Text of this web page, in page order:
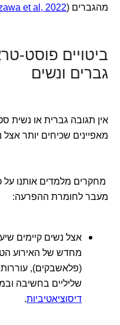
מהגברים (et al, 2022
ביטויים פוסט-
גברים ונשים
אין תגובה גברית או נשית
מאפיינים שכיחים יותר אצל
מחקרים מלמדים אותנו על
מעבר לחומרת ההפרעה:
אצל נשים קיימים
מחדש של האירוע
(פלאשבקים), עוררות
שליליים בחשיבה
דיסוציאטיביות.